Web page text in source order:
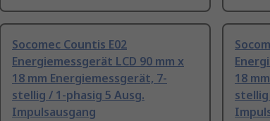
Socomec Countis E02
Energiemessgerät LCD 90 mm x
18 mm Energiemessgerät, 7-
stellig / 1-phasig 5 Ausg.
Impulsausgang
18
stellig